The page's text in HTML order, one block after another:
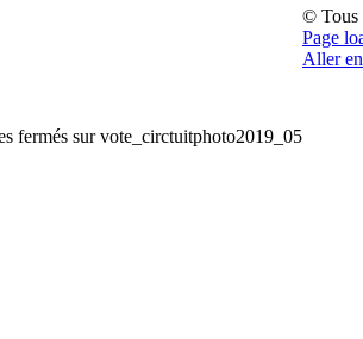
fermés sur vote_circtuitphoto2019_05
© Tous
Page
Aller